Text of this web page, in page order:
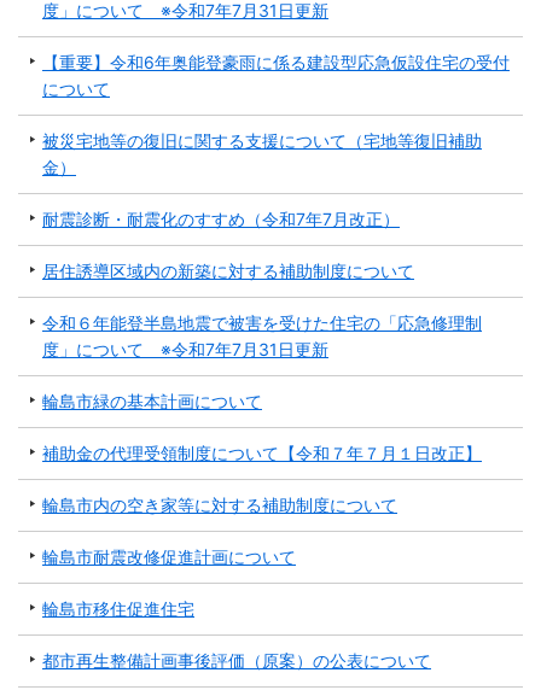
度」について ※令和7年7月31日更新
【重要】令和6年奥能登豪雨に係る建設型応急仮設住宅の受付
について
被災宅地等の復旧に関する支援について（宅地等復旧補助
金）
耐震診断・耐震化のすすめ（令和7年7月改正）
居住誘導区域内の新築に対する補助制度について
令和６年能登半島地震で被害を受けた住宅の「応急修理制
度」について ※令和7年7月31日更新
輪島市緑の基本計画について
補助金の代理受領制度について【令和７年７月１日改正】
輪島市内の空き家等に対する補助制度について
輪島市耐震改修促進計画について
輪島市移住促進住宅
都市再生整備計画事後評価（原案）の公表について